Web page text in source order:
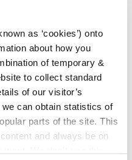
as ‘cookies’) onto
about how you
of temporary &
to collect standard
of our visitor’s
can obtain statistics of
parts of the site. This
and always be on
do Thaifid
Chainnigh
MB Formáid PDF)
16